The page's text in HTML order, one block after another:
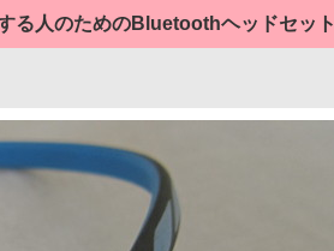
る人のためのBluetoothヘッドセット